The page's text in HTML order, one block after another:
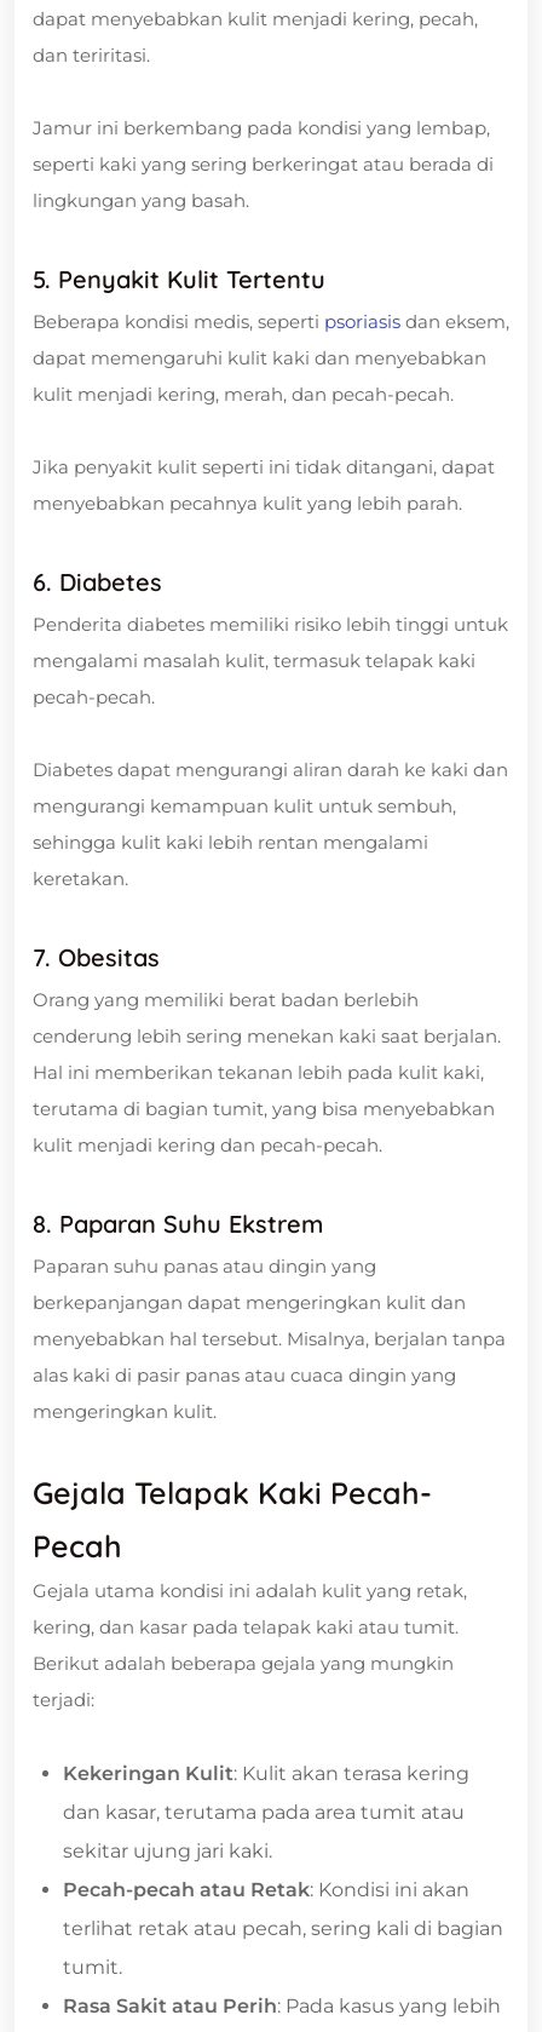
dapat menyebabkan kulit menjadi kering, pecah,
dan teriritasi.
Jamur ini berkembang pada kondisi yang lembap,
seperti kaki yang sering berkeringat atau berada di
lingkungan yang basah.
5. Penyakit Kulit Tertentu
Beberapa kondisi medis, seperti psoriasis dan eksem,
dapat memengaruhi kulit kaki dan menyebabkan
kulit menjadi kering, merah, dan pecah-pecah.
Jika penyakit kulit seperti ini tidak ditangani, dapat
menyebabkan pecahnya kulit yang lebih parah.
6. Diabetes
Penderita diabetes memiliki risiko lebih tinggi untuk
mengalami masalah kulit, termasuk telapak kaki
pecah-pecah.
Diabetes dapat mengurangi aliran darah ke kaki dan
mengurangi kemampuan kulit untuk sembuh,
sehingga kulit kaki lebih rentan mengalami
keretakan.
7. Obesitas
Orang yang memiliki berat badan berlebih
cenderung lebih sering menekan kaki saat berjalan.
Hal ini memberikan tekanan lebih pada kulit kaki,
terutama di bagian tumit, yang bisa menyebabkan
kulit menjadi kering dan pecah-pecah.
8. Paparan Suhu Ekstrem
Paparan suhu panas atau dingin yang
berkepanjangan dapat mengeringkan kulit dan
menyebabkan hal tersebut. Misalnya, berjalan tanpa
alas kaki di pasir panas atau cuaca dingin yang
mengeringkan kulit.
Gejala Telapak Kaki Pecah-
Pecah
Gejala utama kondisi ini adalah kulit yang retak,
kering, dan kasar pada telapak kaki atau tumit.
Berikut adalah beberapa gejala yang mungkin
terjadi:
Kekeringan Kulit: Kulit akan terasa kering
dan kasar, terutama pada area tumit atau
sekitar ujung jari kaki.
Pecah-pecah atau Retak: Kondisi ini akan
terlihat retak atau pecah, sering kali di bagian
tumit.
Rasa Sakit atau Perih: Pada kasus yang lebih